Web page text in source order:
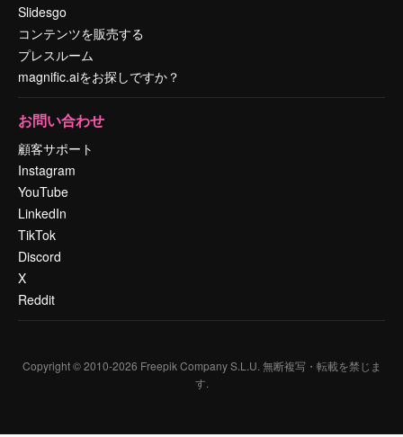
Slidesgo
コンテンツを販売する
プレスルーム
magnific.aiをお探しですか？
お問い合わせ
顧客サポート
Instagram
YouTube
LinkedIn
TikTok
Discord
X
Reddit
Copyright © 2010-2026 Freepik Company S.L.U. 無断複写・転載を禁じま
す.